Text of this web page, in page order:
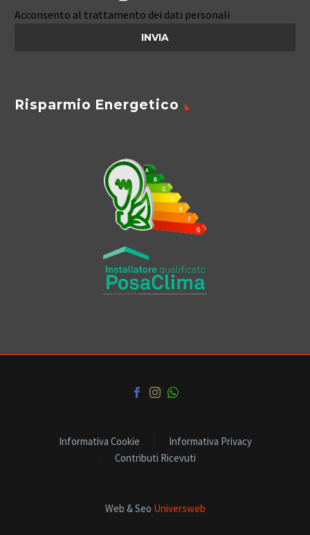
Acconsento al trattamento dei dati personali
Risparmio Energetico
Informativa Cookie
Informativa Privacy
Contributi Ricevuti
Web & Seo Universweb